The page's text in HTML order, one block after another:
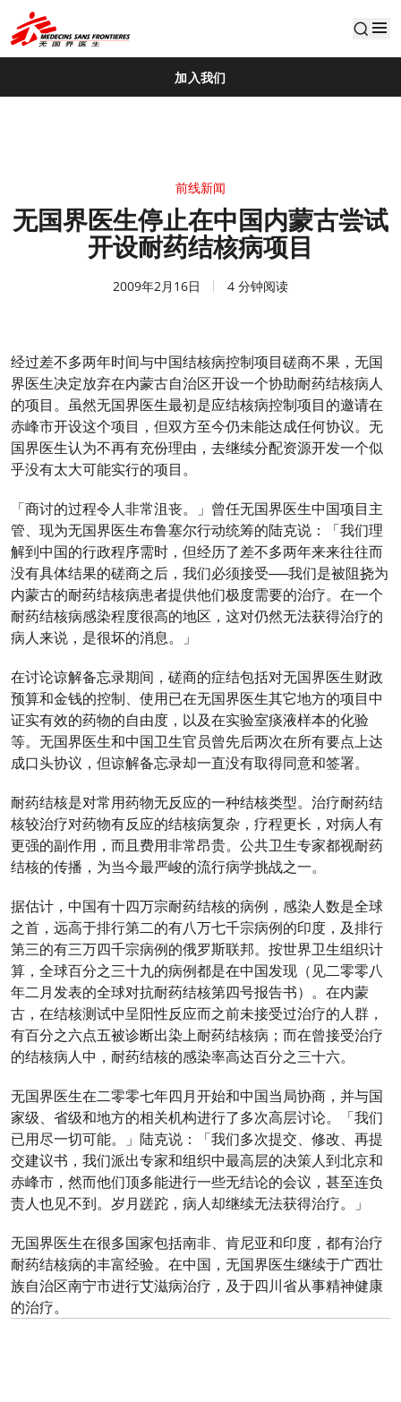
default
加入我们
前线新闻
无国界医生停止在中国内蒙古尝试
开设耐药结核病项目
2009年2月16日 4 分钟阅读
经过差不多两年时间与中国结核病控制项目磋商不果，无国
界医生决定放弃在内蒙古自治区开设一个协助耐药结核病人
的项目。虽然无国界医生最初是应结核病控制项目的邀请在
赤峰市开设这个项目，但双方至今仍未能达成任何协议。无
国界医生认为不再有充份理由，去继续分配资源开发一个似
乎没有太大可能实行的项目。
「商讨的过程令人非常沮丧。」曾任无国界医生中国项目主
管、现为无国界医生布鲁塞尔行动统筹的陆克说：「我们理
解到中国的行政程序需时，但经历了差不多两年来来往往而
没有具体结果的磋商之后，我们必须接受──我们是被阻挠为
内蒙古的耐药结核病患者提供他们极度需要的治疗。在一个
耐药结核病感染程度很高的地区，这对仍然无法获得治疗的
病人来说，是很坏的消息。」
在讨论谅解备忘录期间，磋商的症结包括对无国界医生财政
预算和金钱的控制、使用已在无国界医生其它地方的项目中
证实有效的药物的自由度，以及在实验室痰液样本的化验
等。无国界医生和中国卫生官员曾先后两次在所有要点上达
成口头协议，但谅解备忘录却一直没有取得同意和签署。
耐药结核是对常用药物无反应的一种结核类型。治疗耐药结
核较治疗对药物有反应的结核病复杂，疗程更长，对病人有
更强的副作用，而且费用非常昂贵。公共卫生专家都视耐药
结核的传播，为当今最严峻的流行病学挑战之一。
据估计，中国有十四万宗耐药结核的病例，感染人数是全球
之首，远高于排行第二的有八万七千宗病例的印度，及排行
第三的有三万四千宗病例的俄罗斯联邦。按世界卫生组织计
算，全球百分之三十九的病例都是在中国发现（见二零零八
年二月发表的全球对抗耐药结核第四号报告书）。在内蒙
古，在结核测试中呈阳性反应而之前未接受过治疗的人群，
有百分之六点五被诊断出染上耐药结核病；而在曾接受治疗
的结核病人中，耐药结核的感染率高达百分之三十六。
无国界医生在二零零七年四月开始和中国当局协商，并与国
家级、省级和地方的相关机构进行了多次高层讨论。「我们
已用尽一切可能。」陆克说：「我们多次提交、修改、再提
交建议书，我们派出专家和组织中最高层的决策人到北京和
赤峰市，然而他们顶多能进行一些无结论的会议，甚至连负
责人也见不到。岁月蹉跎，病人却继续无法获得治疗。」
无国界医生在很多国家包括南非、肯尼亚和印度，都有治疗
耐药结核病的丰富经验。在中国，无国界医生继续于广西壮
族自治区南宁市进行艾滋病治疗，及于四川省从事精神健康
的治疗。